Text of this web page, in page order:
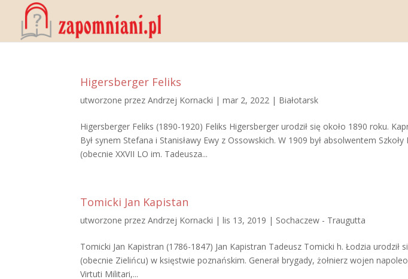
Higersberger Feliks
utworzone przezAndrzej Kornacki |mar 2, 2022 | Białotarsk
Higersberger Feliks (1890-1920) Feliks Higersberger urodził się około 1890 roku.
Był synem Stefana i Stanisławy Ewy z Ossowskich. W 1909 był absolwentem
(obecnie XXVII LO im. Tadeusza...
Tomicki Jan Kapistan
utworzone przezAndrzej Kornacki |lis 13, 2019 | Sochaczew - Traugutta
Tomicki Jan Kapistran (1786-1847) Jan Kapistran Tadeusz Tomicki h. Łodzia urodził
(obecnie Zielińcu) w księstwie poznańskim. Generał brygady, żołnierz wojen
Virtuti Militari,...